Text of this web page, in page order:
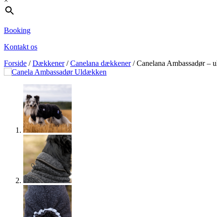
Booking
Kontakt os
Forside /Dækkener/Canelana dækkener/ Canelana Ambassadør –